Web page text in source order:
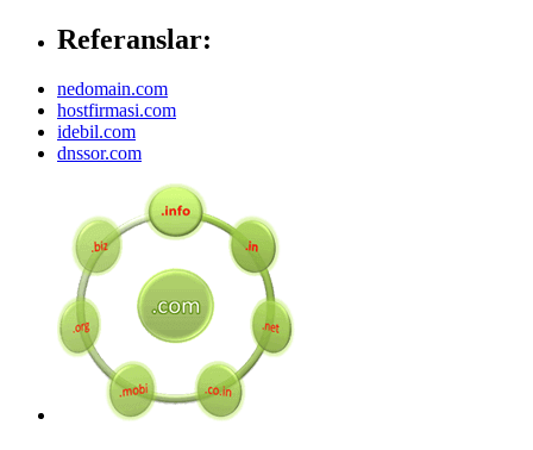
Referanslar:
nedomain.com
hostfirmasi.com
idebil.com
dnssor.com